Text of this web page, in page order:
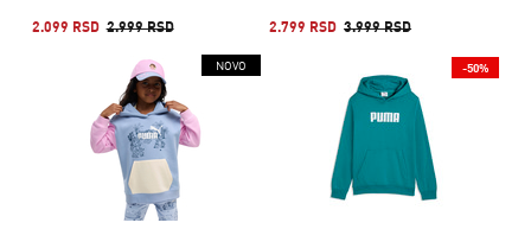
2.099 RSD 2.999 RSD 2.799 RSD 3.999 RSD
NOVO -50%